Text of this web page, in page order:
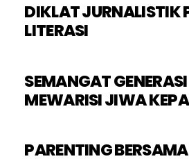
DIKLAT JURNALISTIK
LITERASI
SEMANGAT
MEWARISI JIWA
PARENTING